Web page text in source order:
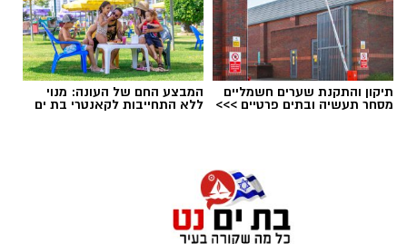
תיקון והתקנת שערים חשמליים
מסחר תעשיה ובתים פרטיים >>>
המבצע החם של העונה: מנוי
ללא התחייבות לקאנטרי בת ים